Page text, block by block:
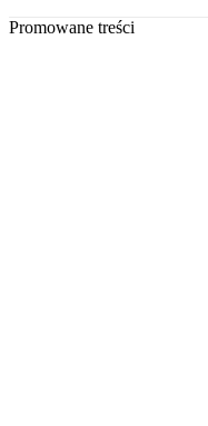
Promowane treści